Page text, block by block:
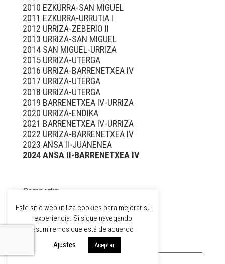
2010 EZKURRA-SAN MIGUEL
2011 EZKURRA-URRUTIA I
2012 URRIZA-ZEBERIO II
2013 URRIZA-SAN MIGUEL
2014 SAN MIGUEL-URRIZA
2015 URRIZA-UTERGA
2016 URRIZA-BARRENETXEA IV
2017 URRIZA-UTERGA
2018 URRIZA-UTERGA
2019 BARRENETXEA IV-URRIZA
2020 URRIZA-ENDIKA
2021 BARRENETXEA IV-URRIZA
2022 URRIZA-BARRENETXEA IV
2023 ANSA II-JUANENEA
2024 ANSA II-BARRENETXEA IV
Compartir:
Este sitio web utiliza cookies para mejorar su
experiencia. Si sigue navegando
asumiremos que está de acuerdo
Ajustes
Aceptar